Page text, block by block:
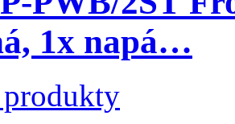
1x napá…